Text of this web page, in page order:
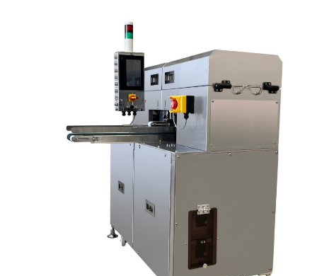
製品カテゴリーから探す
ヨコ型シール機
コンパクトシール機
サーマルプリンタ搭載シール機
インクジェットプリンタ搭載シール機